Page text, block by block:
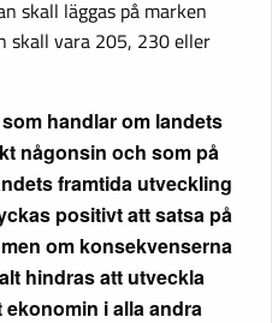
skall läggas på marken
skall vara 205, 230 eller
handlar om landets
någonsin och som på
framtida utveckling
positivt att satsa på
om konsekvenserna
hindras att utveckla
i alla andra